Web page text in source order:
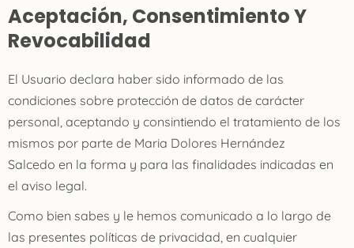
Aceptación, Consentimiento Y
Revocabilidad
El Usuario declara haber sido informado de las
condiciones sobre protección de datos de carácter
personal, aceptando y consintiendo el tratamiento de los
mismos por parte de Maria Dolores Hernández
Salcedo en la forma y para las finalidades indicadas en
el aviso legal.
Como bien sabes y le hemos comunicado a lo largo de
las presentes políticas de privacidad, en cualquier